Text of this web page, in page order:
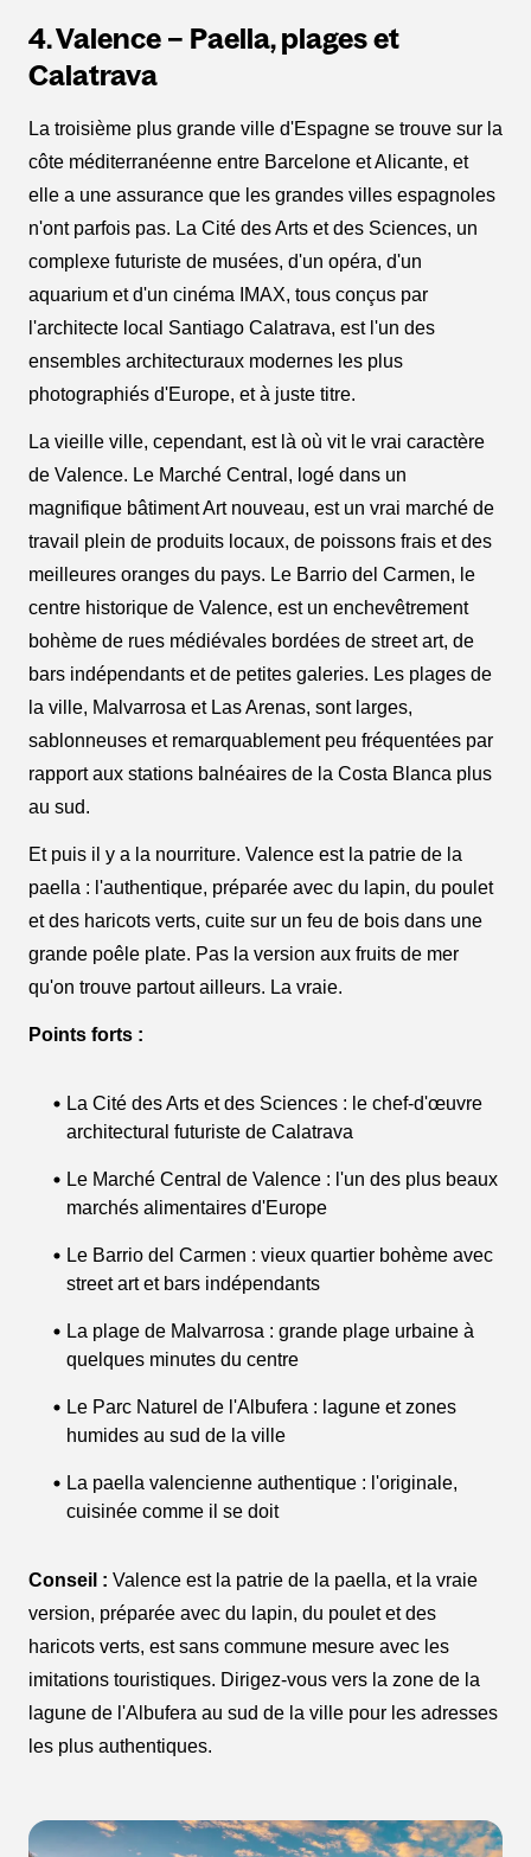
4. Valence – Paella, plages et
Calatrava
La troisième plus grande ville d'Espagne se trouve sur la
côte méditerranéenne entre Barcelone et Alicante, et
elle a une assurance que les grandes villes espagnoles
n'ont parfois pas. La Cité des Arts et des Sciences, un
complexe futuriste de musées, d'un opéra, d'un
aquarium et d'un cinéma IMAX, tous conçus par
l'architecte local Santiago Calatrava, est l'un des
ensembles architecturaux modernes les plus
photographiés d'Europe, et à juste titre.
La vieille ville, cependant, est là où vit le vrai caractère
de Valence. Le Marché Central, logé dans un
magnifique bâtiment Art nouveau, est un vrai marché de
travail plein de produits locaux, de poissons frais et des
meilleures oranges du pays. Le Barrio del Carmen, le
centre historique de Valence, est un enchevêtrement
bohème de rues médiévales bordées de street art, de
bars indépendants et de petites galeries. Les plages de
la ville, Malvarrosa et Las Arenas, sont larges,
sablonneuses et remarquablement peu fréquentées par
rapport aux stations balnéaires de la Costa Blanca plus
au sud.
Et puis il y a la nourriture. Valence est la patrie de la
paella : l'authentique, préparée avec du lapin, du poulet
et des haricots verts, cuite sur un feu de bois dans une
grande poêle plate. Pas la version aux fruits de mer
qu'on trouve partout ailleurs. La vraie.
Points forts :
La Cité des Arts et des Sciences : le chef-d'œuvre
architectural futuriste de Calatrava
Le Marché Central de Valence : l'un des plus beaux
marchés alimentaires d'Europe
Le Barrio del Carmen : vieux quartier bohème avec
street art et bars indépendants
La plage de Malvarrosa : grande plage urbaine à
quelques minutes du centre
Le Parc Naturel de l'Albufera : lagune et zones
humides au sud de la ville
La paella valencienne authentique : l'originale,
cuisinée comme il se doit
Conseil : Valence est la patrie de la paella, et la vraie
version, préparée avec du lapin, du poulet et des
haricots verts, est sans commune mesure avec les
imitations touristiques. Dirigez-vous vers la zone de la
lagune de l'Albufera au sud de la ville pour les adresses
les plus authentiques.